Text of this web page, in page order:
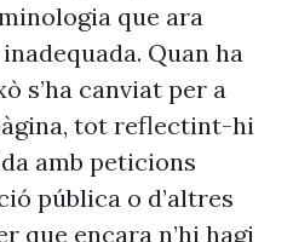
que ara
Quan ha
s’ha canviat per a
tot reflectint-hi
amb peticions
pública o d’altres
que encara n’hi hagi